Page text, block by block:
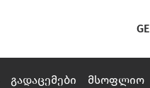
GE
გადაცემები მსოფლიო